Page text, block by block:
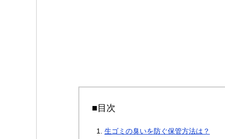
■目次
生ゴミの臭いを防ぐ保管方法は？